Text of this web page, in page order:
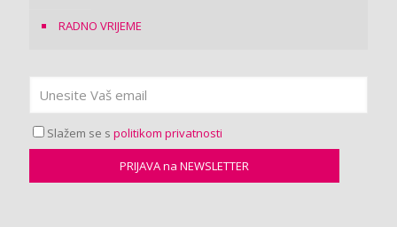
RADNO VRIJEME
Slažem se s politikom privatnosti